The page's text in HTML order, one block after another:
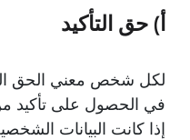
أ) حق التأكيد
لكل شخص معني الحق
في الحصول على تأكيد
إذا كانت البيانات